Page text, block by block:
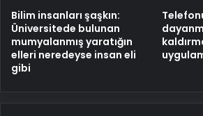
Bilim insanları şaşkın:
Üniversitede bulunan
mumyalanmış yaratığın
elleri neredeyse insan eli
gibi